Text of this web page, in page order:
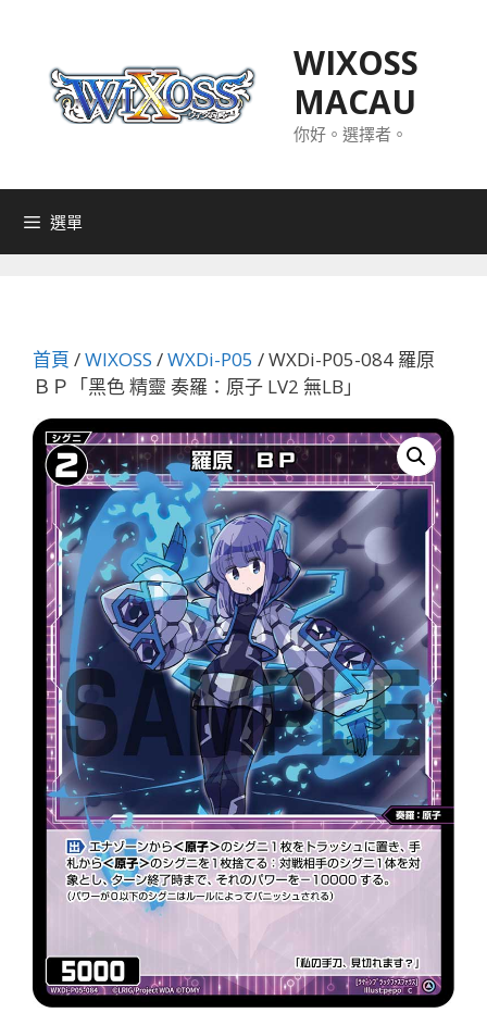
WIXOSS
MACAU
你好。選擇者。
選單
首頁 /WIXOSS /WXDi-P05 / WXDi-P05-084 羅原
ＢＰ「黑色 精靈 奏羅：原子 LV2 無LB」